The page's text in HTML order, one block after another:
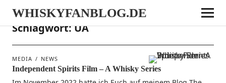
WHISKYFANBLOG.DE
Schlagwort:UA
MEDIA NEWS
Independent Spirits Film – A Whisky Series